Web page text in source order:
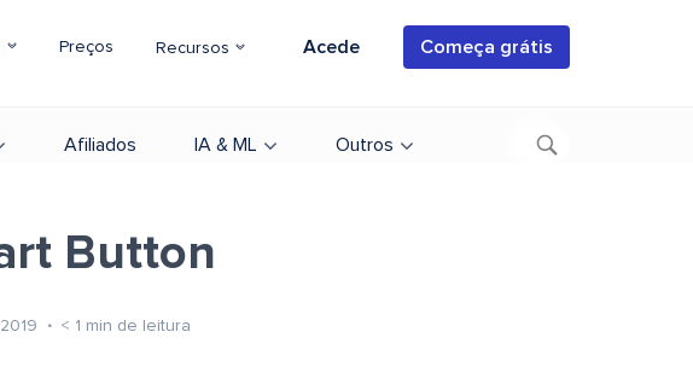
Preços Recursos Acede Começa grátis
Afiliados IA & ML Outros
Button
< 1 min de leitura